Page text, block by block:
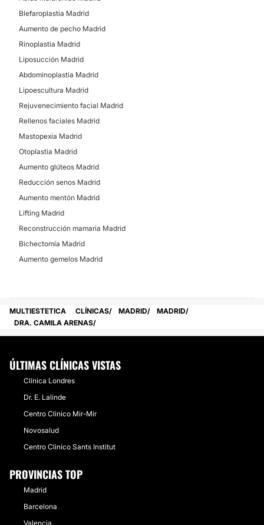
DERMATOLOGÍA
Corrección cicatrices
TRATAMIENTOS ESTÉTICOS
Blefaroplastia Madrid
Aumento de pecho Madrid
Rinoplastia Madrid
Liposucción Madrid
Abdominoplastia Madrid
Lipoescultura Madrid
Rejuvenecimiento facial Madrid
Rellenos faciales Madrid
Mastopexia Madrid
Otoplastia Madrid
Aumento glúteos Madrid
Reducción senos Madrid
Aumento mentón Madrid
Lifting Madrid
Reconstrucción mamaria Madrid
Bichectomía Madrid
Aumento gemelos Madrid
MULTIESTETICA CLÍNICAS MADRID
MADRID
DRA. CAMILA ARENAS
ÚLTIMAS CLÍNICAS VISTAS
Clínica Londres
Dr. E. Lalinde
Centro Clinico Mir-Mir
Novosalud
Centro Cliníco Sants Institut
PROVINCIAS TOP
Madrid
Barcelona
Valencia